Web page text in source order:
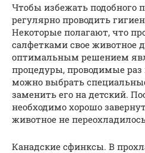
Чтобы избежать подобного
регулярно проводить
Некоторые полагают, что
салфетками свое животное
оптимальным решением
процедуры, проводимые
можно выбрать
заменить его на детский.
необходимо хорошо
животное не
Канадские сфинксы. В